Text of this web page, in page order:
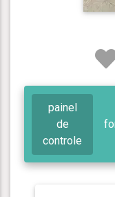
painel
de
controle